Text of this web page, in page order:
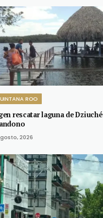
ROO
rescatar laguna de
2026